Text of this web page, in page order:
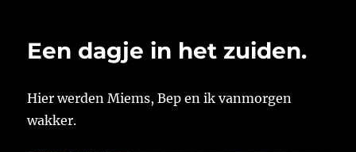
Een dagje in het zuiden.
Hier werden Miems, Bep en ik vanmorgen
wakker.